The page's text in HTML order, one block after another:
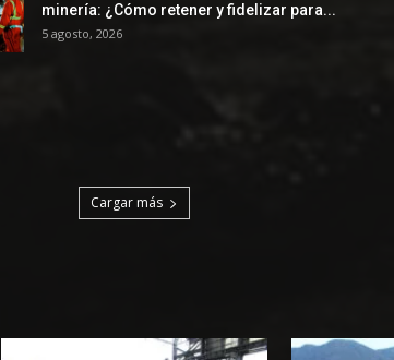
minería: ¿Cómo retener y fidelizar para...
5 agosto, 2026
Cargar más